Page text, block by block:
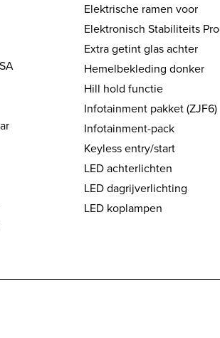
Elektrische ramen voor
Elektronisch Stabiliteits
Extra getint glas achter
Hemelbekleding donker
Hill hold functie
Infotainment pakket (ZJF6)
Infotainment-pack
Keyless entry/start
LED achterlichten
LED dagrijverlichting
LED koplampen